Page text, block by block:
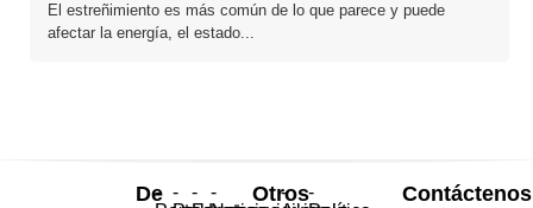
El estreñimiento es más común de lo que parece y puede
afectar la energía, el estado...
De
-
-
-
-
Otros
-
-
Contáctenos